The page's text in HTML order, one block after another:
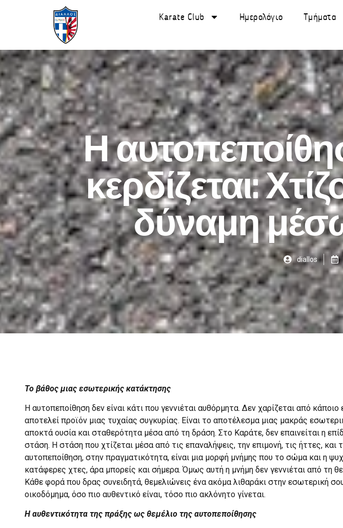
Karate Club Ημερολόγιο Τμήματα
Η
κερδίζεται:
δύναμη
diallos
Το βάθος μιας εσωτερικής κατάκτησης
Η αυτοπεποίθηση δεν είναι κάτι που γεννιέται αυθόρμητα. Δεν χαρίζεται από
αποτελεί προϊόν μιας τυχαίας συγκυρίας. Είναι το αποτέλεσμα μιας μακράς
αποκτά ουσία και σταθερότητα μέσα από τη δράση. Στο Καράτε, δεν επαινείται η
στάση. Η στάση που χτίζεται μέσα από τις επαναλήψεις, την επιμονή, τις ήττες, και
αυτοπεποίθηση, στην πραγματικότητα, είναι μια μορφή μνήμης που το σώμα και η
κατάφερες χτες, άρα μπορείς και σήμερα. Όμως αυτή η μνήμη δεν γεννιέται από τη
Κάθε φορά που δρας συνειδητά, θεμελιώνεις ένα ακόμα λιθαράκι στην εσωτερική
οικοδόμημα, όσο πιο αυθεντικό είναι, τόσο πιο ακλόνητο γίνεται.
Η αυθεντικότητα της πράξης ως θεμέλιο της αυτοπεποίθησης